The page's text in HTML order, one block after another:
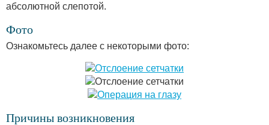
абсолютной слепотой.
Фото
Ознакомьтесь далее с некоторыми фото:
Причины возникновения